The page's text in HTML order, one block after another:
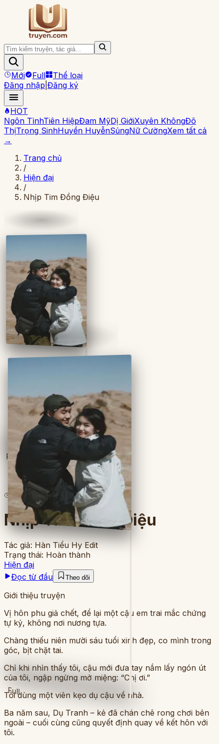
Mới Full
Thể loại
Đăng nhập Đăng ký
HOT
Ngôn TìnhTiên HiệpĐam MỹDị GiớiXuyên KhôngĐô
ThịTrọng SinhHuyền HuyễnSủngNữ CườngXem tất cả
→
Trang chủ
/
Hiện đại
/
Nhịp Tim Đồng Điệu
Full
Full
lượt đọc chương
Nhịp Tim Đồng Điệu
Tác giả: Hàn Tiểu Hy Edit
Trạng thái: Hoàn thành
Hiện đại
Đọc từ đầu
Theo dõi
Giới thiệu truyện
Vị hôn phu giả chết, để lại một cậu em trai mắc chứng
tự kỷ, không nơi nương tựa.
Chàng thiếu niên mười sáu tuổi xinh đẹp, co mình trong
góc, bịt chặt tai.
Chỉ khi nhìn thấy tôi, cậu mới đưa tay nắm lấy ngón út
của tôi, ngập ngừng mở miệng: “Chị ơi.”
Tôi dùng một viên kẹo dụ cậu về nhà.
Ba năm sau, Dụ Tranh – kẻ đã chán chê rong chơi bên
ngoài – cuối cùng cũng quyết định quay về kết hôn với
tôi.